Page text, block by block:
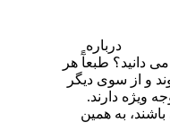
درباره
دانید؟ طبعآً هر
و از سوی دیگر
ویژه دارند.
به همین